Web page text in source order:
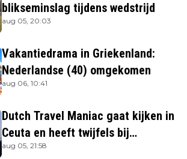
blikseminslag tijdens wedstrijd
aug 05, 20:03
Vakantiedrama in Griekenland:
Nederlandse (40) omgekomen
aug 06, 10:41
Dutch Travel Maniac gaat kijken in
Ceuta en heeft twijfels bij
berichtgeving media
aug 05, 21:58